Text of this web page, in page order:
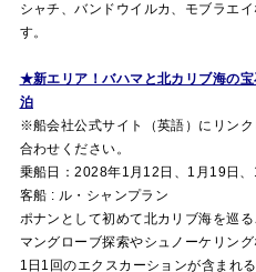
シャチ、バンドウイルカ、モブラエ
す。
★新エリア！バハマと北カリブ海の
泊
※船会社公式サイト（英語）にリン
合わせください。
乗船日：2028年1月12日、1月19日
客船 : ル・シャンプラン
ポナンとして初めて北カリブ海を巡
マングローブ探索やシュノーケリング
1日1回のエクスカーションが含まれ